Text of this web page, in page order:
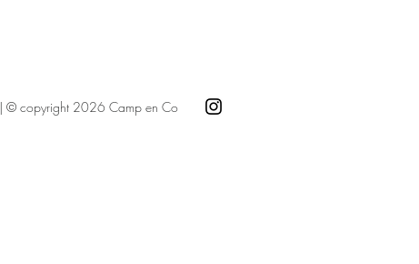
| © copyright 2026 Camp en Co